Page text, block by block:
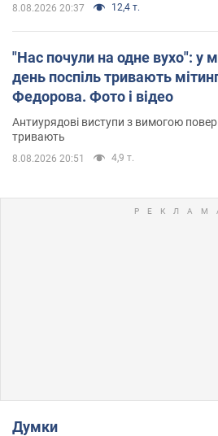
8.08.2026 20:37 12,4 т.
"Нас почули на одне вухо": у
день поспіль тривають
Федорова. Фото і відео
Антиурядові виступи з вимогою
тривають
8.08.2026 20:51 4,9 т.
Думки